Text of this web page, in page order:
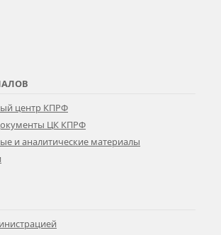
центр КПРФ
ЦК КПРФ
и аналитические материалы